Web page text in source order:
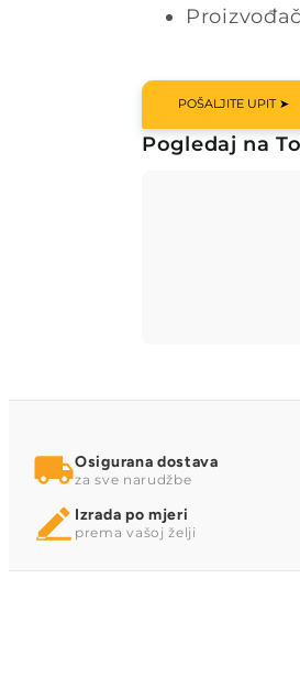
POŠALJITE UPIT ➤
Pogledaj na
Osigurana dostava
za sve narudžbe
Izrada po mjeri
prema vašoj želji